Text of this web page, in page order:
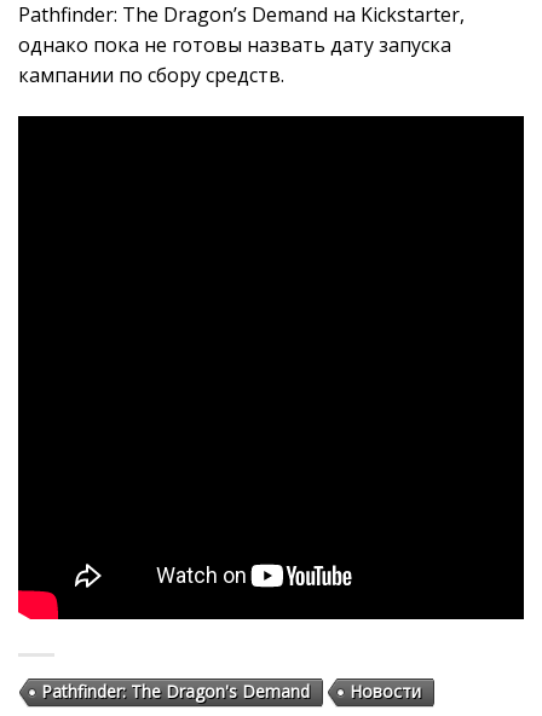
Pathfinder: The Dragon’s Demand на Kickstarter,
однако пока не готовы назвать дату запуска
кампании по сбору средств.
Pathfinder: The Dragon's Demand Новости